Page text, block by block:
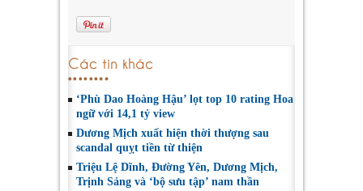
Các tin khác
‘Phù Dao Hoàng Hậu’ lọt top 10 rating Hoa
ngữ với 14,1 tỷ view
Dương Mịch xuất hiện thời thượng sau
scandal quỵt tiền từ thiện
Triệu Lệ Dĩnh, Đường Yên, Dương Mịch,
Trịnh Sảng và ‘bộ sưu tập’ nam thần